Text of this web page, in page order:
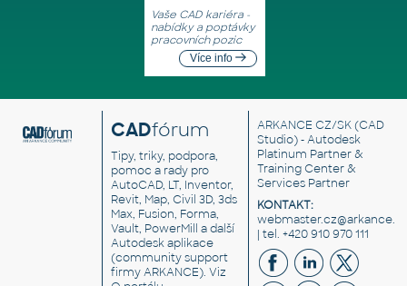
Vaše CAD kariéra -
nabídky a poptávky
pracovních pozic
Více info
CADfórum
Tipy, triky, podpora,
pomoc a rady pro
AutoCAD, LT, Inventor,
Revit, Map, Civil 3D, 3ds
Max, Fusion, Forma,
Vault, PowerMill a další
Autodesk aplikace
(community support
firmy ARKANCE). Viz
ARKANCE CZ/SK(CAD
Studio) - Autodesk
Platinum Partner &
Training Center &
Services Partner
KONTAKT:
| tel. +420 910 970 111